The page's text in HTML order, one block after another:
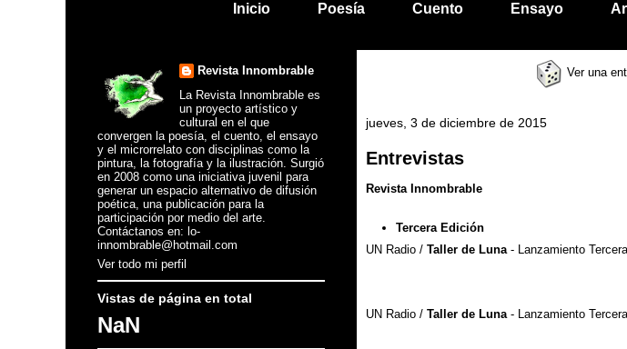
Inicio Poesía Cuento Ensayo
Ver una
jueves, 3 de diciembre de 2015
Entrevistas
Revista Innombrable
Tercera Edición
UN Radio / Taller de Luna- Lanzamiento
UN Radio / Taller de Luna- Lanzamiento
Revista Innombrable
La Revista Innombrable es
un proyecto artístico y
cultural en el que
convergen la poesía, el cuento, el ensayo
y el microrrelato con disciplinas como la
pintura, la fotografía y la ilustración. Surgió
en 2008 como una iniciativa juvenil para
generar un espacio alternativo de difusión
poética, una publicación para la
participación por medio del arte.
Contáctanos en: lo-
innombrable@hotmail.com
Ver todo mi perfil
Vistas de página en total
NaN